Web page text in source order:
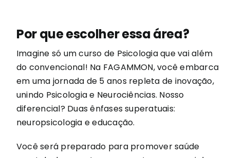
Eventos
Contato
Por que escolher essa área?
Imagine só um curso de Psicologia que vai além
do convencional! Na FAGAMMON, você embarca
em uma jornada de 5 anos repleta de inovação,
unindo Psicologia e Neurociências. Nosso
diferencial? Duas ênfases superatuais:
neuropsicologia e educação.
Você será preparado para promover saúde